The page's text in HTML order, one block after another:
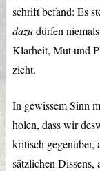
schrift befand: Es
dazudürfen
Klarheit, Mut und
zieht.
In gewissem Sinn
holen, dass wir
kritisch gegenüber,
sätzlichen